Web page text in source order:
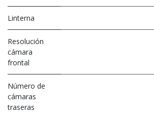
Linterna
Resolución
cámara
frontal
Número de
cámaras
traseras